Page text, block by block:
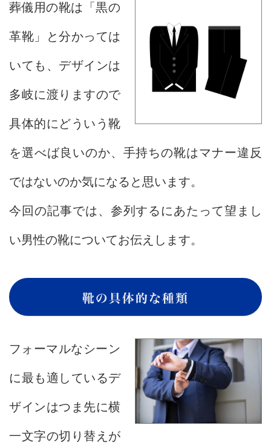
葬儀用の靴は「黒の
革靴」と分かっては
いても、デザインは
多岐に渡りますので
具体的にどういう靴
を選べば良いのか、手持ちの靴はマナー違反
ではないのか気になると思います。
今回の記事では、参列するにあたって望まし
い男性の靴についてお伝えします。
靴の具体的な種類
フォーマルなシーン
に最も適しているデ
ザインはつま先に横
一文字の切り替えが